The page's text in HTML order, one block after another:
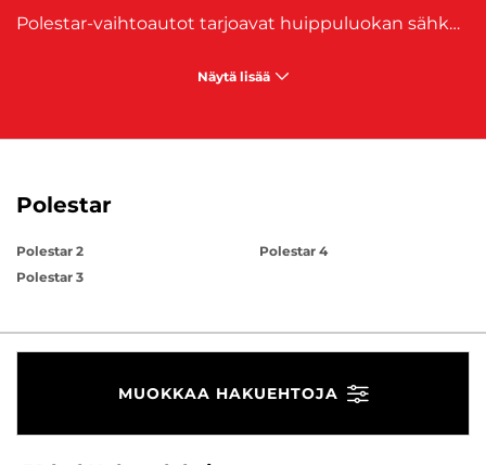
Polestar-vaihtoautot tarjoavat huippuluokan sähköisen suorituskyvyn, skandinaavisen minimalistisen muotoilun ja edistyksellisen teknologian, joka tekee jokaisesta ajomatkasta nautinnon. Polestar on Volvo Carsin omistama merkki, ja se on tunnettu erityisesti sähköautoistaan, jotka yhdistävät ympäristöystävällisyyden tinkimättömään suorituskykyyn. Polestar-mallit, kuten Polestar 2, ovat suunniteltu kuljettajille, jotka arvostavat modernia teknologiaa ja ekologista ajokokemusta. Polestar-vaihtoautot ovat varustettu huipputason ajonhallintajärjestelmillä ja turvallisuusominaisuuksilla, jotka tekevät ajamisesta paitsi nautinnollista myös turvallista. Lisäksi Polestar-autojen sähkömoottorit tarjoavat hiljaista ja saasteetonta liikkumista, mutta samalla tehokasta ja vaivatonta kiihtyvyyttä.
Näytä lisää
Polestar
Polestar 2
Polestar 3
Polestar 4
MUOKKAA HAKUEHTOJA